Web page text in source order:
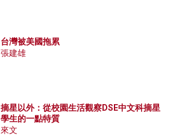
台灣被美國拖累
張建雄
摘星以外：從校園生活觀察DSE中文科摘星
學生的一點特質
來文